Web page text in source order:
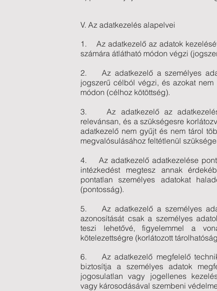
V. Az adatkezelés alapelvei
1. Az adatkezelő az adatok
számára átlátható módon végzi
2. Az adatkezelő a személyes
jogszerű célból végzi, és azokat
módon (célhoz kötöttség).
3. Az adatkezelő az
relevánsan, és a szükségesre
adatkezelő nem gyűjt és nem tárol
megvalósulásához feltétlenül
4. Az adatkezelő adatkezelése
intézkedést megtesz annak
pontatlan személyes adatokat
(pontosság).
5. Az adatkezelő a személyes
azonosítását csak a személyes
teszi lehetővé, figyelemmel a
kötelezettségre (korlátozott
6. Az adatkezelő megfelelő
biztosítja a személyes adatok
jogosulatlan vagy jogellenes
vagy károsodásával szembeni